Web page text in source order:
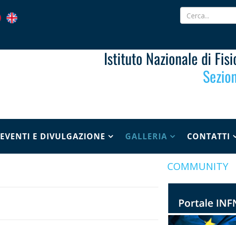
Istituto Nazionale di
EVENTI E DIVULGAZIONE GALLERIA CONTATTI
COMMUNITY